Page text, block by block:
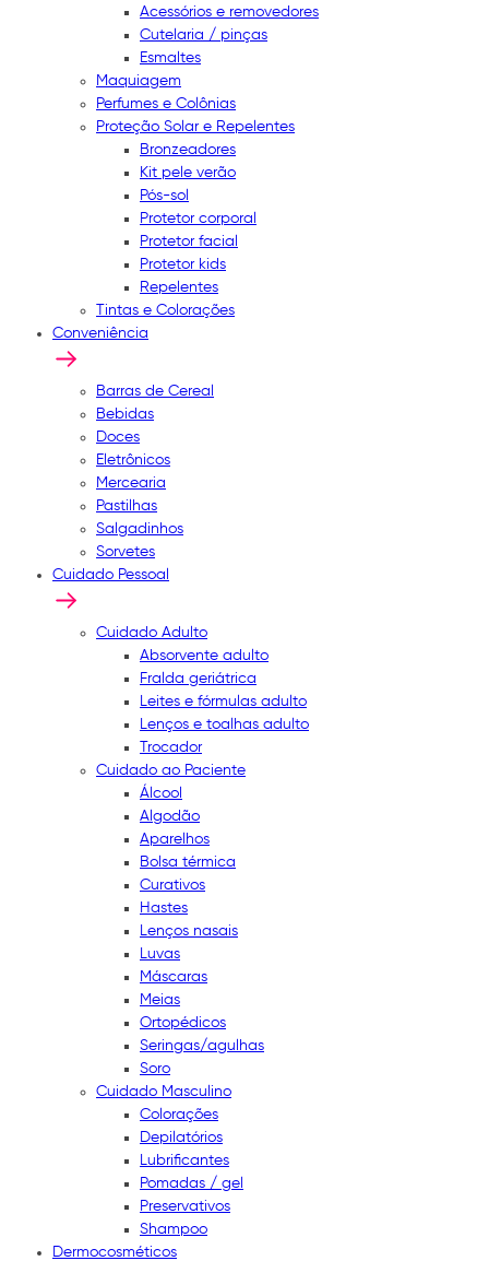
Acessórios e removedores
Cutelaria / pinças
Esmaltes
Maquiagem
Perfumes e Colônias
Proteção Solar e Repelentes
Bronzeadores
Kit pele verão
Pós-sol
Protetor corporal
Protetor facial
Protetor kids
Repelentes
Tintas e Colorações
Conveniência
Barras de Cereal
Bebidas
Doces
Eletrônicos
Mercearia
Pastilhas
Salgadinhos
Sorvetes
Cuidado Pessoal
Cuidado Adulto
Absorvente adulto
Fralda geriátrica
Leites e fórmulas adulto
Lenços e toalhas adulto
Trocador
Cuidado ao Paciente
Álcool
Algodão
Aparelhos
Bolsa térmica
Curativos
Hastes
Lenços nasais
Luvas
Máscaras
Meias
Ortopédicos
Seringas/agulhas
Soro
Cuidado Masculino
Colorações
Depilatórios
Lubrificantes
Pomadas / gel
Preservativos
Shampoo
Dermocosméticos